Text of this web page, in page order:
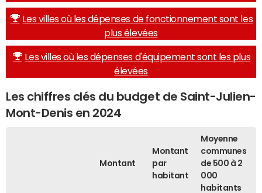
Les villes où les dépenses de fonctionnement sont les
plus élevées
Les villes où les dépenses d'équipement sont les plus
élevées
Les chiffres clés du budget de Saint-Julien-
Mont-Denis en 2024
Montant
Montant
par
habitant
Moyenne
communes
de 500 à 2
000
habitants